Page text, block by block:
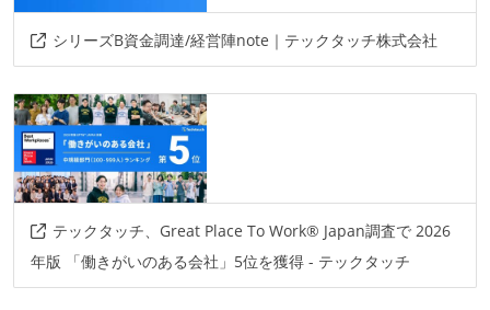
シリーズB資金調達/経営陣note｜テックタッチ株式会社
テックタッチ、Great Place To Work® Japan調査で 2026
年版 「働きがいのある会社」5位を獲得 - テックタッチ